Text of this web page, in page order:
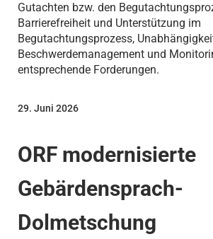
Gutachten bzw. den
Barrierefreiheit und Unterstützung im
Begutachtungsprozess,
Beschwerdemanagement und
entsprechende Forderungen.
ORF modernisierte
Gebärdensprach-
Dolmetschung
29. Juni 2026